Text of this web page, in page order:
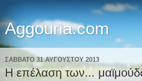
Aggouria.com
ΣΆΒΒΑΤΟ 31 ΑΥΓΟΎΣΤΟΥ 2013
Η επέλαση των...